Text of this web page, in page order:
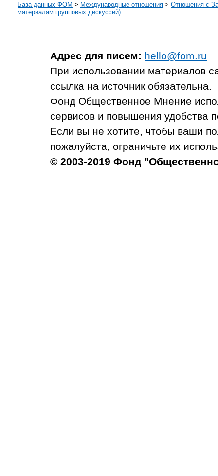
База данных ФОМ > Международные отношения > Отношения с
материалам групповых дискуссий)
Адрес для писем: hello@fom.ru
При использовании материалов
ссылка на источник обязательна.
Фонд Общественное Мнение
сервисов и повышения удобства
Если вы не хотите, чтобы ваши
пожалуйста, ограничьте их
© 2003-2019 Фонд